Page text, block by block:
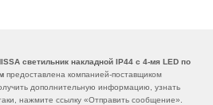
светильник накладной IP44 с 4-мя LED по
предоставлена компанией-поставщиком
дополнительную информацию, узнать
нажмите ссылку «Отправить сообщение».